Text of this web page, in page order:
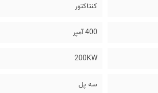
کنتاکتور
400 آمپر
200KW
سه پل